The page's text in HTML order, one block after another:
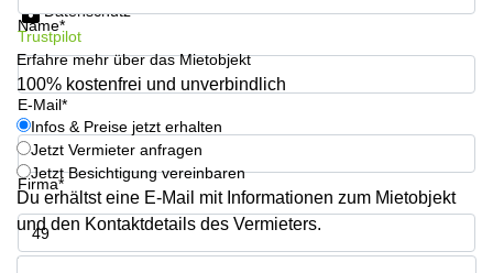
Dortmund
Tagungsraum
München
Büro
Mannheim
mieten
Büro
mieten
Nürnberg
Hohenstaufenring
62 Köln
Erna-
Scheffler-
Str. 1A
Köln
Hohenzollernring
57 Koln
Ludwig-
Erhard-
Name*
E-Mail*
Firma*
Telefon*
Datenschutz
Trustpilot
Erfahre mehr über das Mietobjekt
100% kostenfrei und unverbindlich
Infos & Preise jetzt erhalten
Jetzt Vermieter anfragen
Jetzt Besichtigung vereinbaren
Du erhältst eine E-Mail mit Informationen zum Mietobjekt
und den Kontaktdetails des Vermieters.